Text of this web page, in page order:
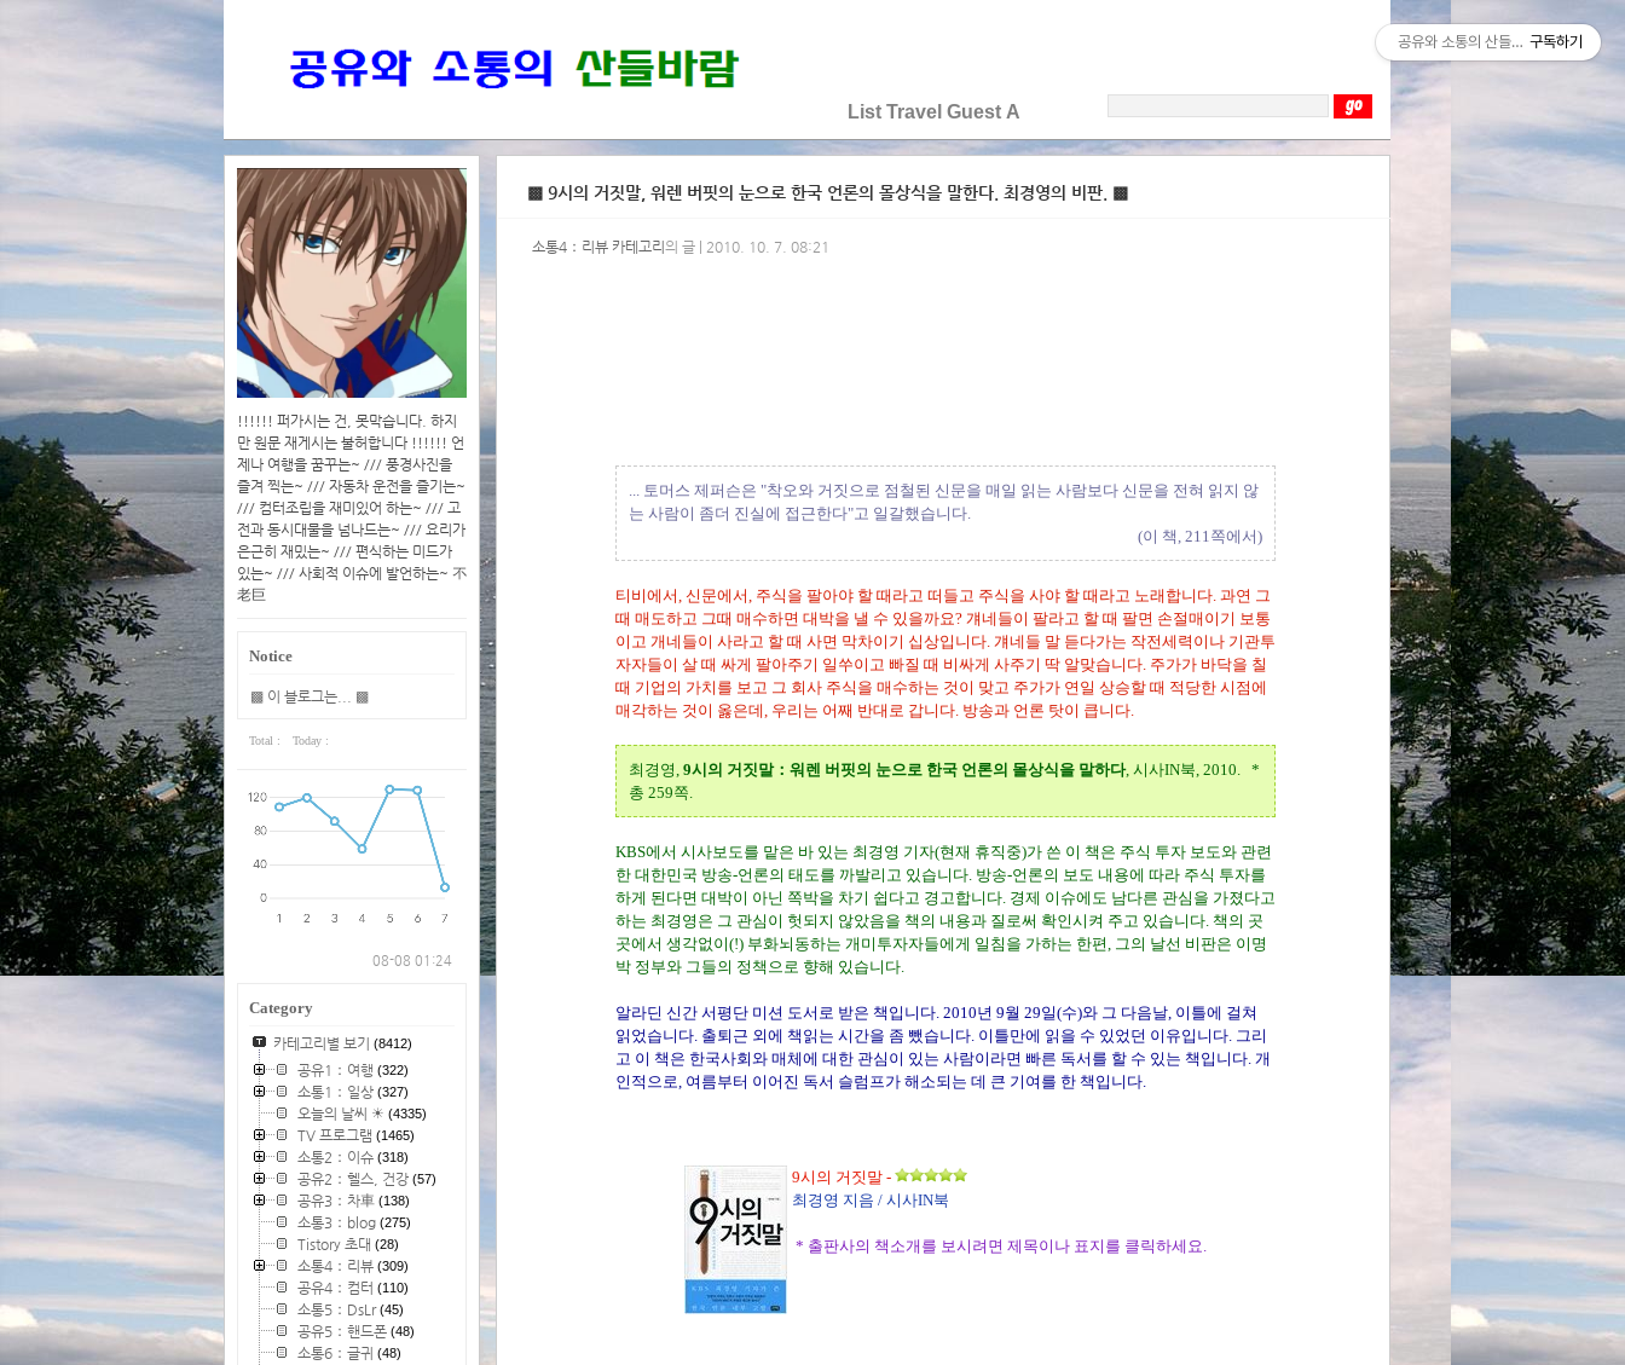
List Travel Guest A
!!!!!! 퍼가시는 건, 못막습니다. 하지
만 원문 재게시는 불허합니다 !!!!!! 언
제나 여행을 꿈꾸는~ /// 풍경사진을
즐겨 찍는~ /// 자동차 운전을 즐기는~
/// 컴터조립을 재미있어 하는~ /// 고
전과 동시대물을 넘나드는~ /// 요리가
은근히 재밌는~ /// 편식하는 미드가
있는~ /// 사회적 이슈에 발언하는~ 不
老巨
Notice
▩ 이 블로그는... ▩
Total : Today :
08-08 01:24
Category
카테고리별 보기 (8412)
공유1：여행 (322)
소통1：일상(327)
오늘의 날씨 ☀ (4335)
TV 프로그램 (1465)
소통2：이슈(318)
공유2：헬스, 건강(57)
공유3：차車(138)
소통3：blog(275)
Tistory 초대 (28)
소통4：리뷰(309)
공유4：컴터 (110)
소통5：DsLr(45)
공유5：핸드폰(48)
소통6：글귀 (48)
▩ 9시의 거짓말, 워렌 버핏의 눈으로 한국 언론의 몰상식을 말한다. 최경영의 비판. ▩
소통4：리뷰 카테고리 의 글 | 2010. 10. 7. 08:21
... 토머스 제퍼슨은 "착오와 거짓으로 점철된 신문을 매일 읽는 사람보다 신문을 전혀 읽지 않
는 사람이 좀더 진실에 접근한다"고 일갈했습니다.
(이 책, 211쪽에서)
티비에서, 신문에서, 주식을 팔아야 할 때라고 떠들고 주식을 사야 할 때라고 노래합니다. 과연 그
때 매도하고 그때 매수하면 대박을 낼 수 있을까요? 걔네들이 팔라고 할 때 팔면 손절매이기 보통
이고 개네들이 사라고 할 때 사면 막차이기 십상입니다. 걔네들 말 듣다가는 작전세력이나 기관투
자자들이 살 때 싸게 팔아주기 일쑤이고 빠질 때 비싸게 사주기 딱 알맞습니다. 주가가 바닥을 칠
때 기업의 가치를 보고 그 회사 주식을 매수하는 것이 맞고 주가가 연일 상승할 때 적당한 시점에
매각하는 것이 옳은데, 우리는 어째 반대로 갑니다. 방송과 언론 탓이 큽니다.
최경영, 9시의 거짓말：워렌 버핏의 눈으로 한국 언론의 몰상식을 말하다, 시사IN북, 2010. *
총 259쪽.
KBS에서 시사보도를 맡은 바 있는 최경영 기자(현재 휴직중)가 쓴 이 책은 주식 투자 보도와 관련
한 대한민국 방송-언론의 태도를 까발리고 있습니다. 방송-언론의 보도 내용에 따라 주식 투자를
하게 된다면 대박이 아닌 쪽박을 차기 쉽다고 경고합니다. 경제 이슈에도 남다른 관심을 가졌다고
하는 최경영은 그 관심이 헛되지 않았음을 책의 내용과 질로써 확인시켜 주고 있습니다. 책의 곳
곳에서 생각없이(!) 부화뇌동하는 개미투자자들에게 일침을 가하는 한편, 그의 날선 비판은 이명
박 정부와 그들의 정책으로 향해 있습니다.
알라딘 신간 서평단 미션 도서로 받은 책입니다. 2010년 9월 29일(수)와 그 다음날, 이틀에 걸쳐
읽었습니다. 출퇴근 외에 책읽는 시간을 좀 뺐습니다. 이틀만에 읽을 수 있었던 이유입니다. 그리
고 이 책은 한국사회와 매체에 대한 관심이 있는 사람이라면 빠른 독서를 할 수 있는 책입니다. 개
인적으로, 여름부터 이어진 독서 슬럼프가 해소되는 데 큰 기여를 한 책입니다.
9시의 거짓말-
최경영 지음 / 시사IN북
* 출판사의 책소개를 보시려면 제목이나 표지를 클릭하세요.
공유와 소통의 산들바람구독하기